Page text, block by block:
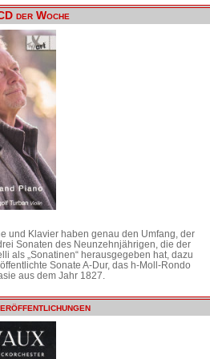
der Woche
und Klavier haben genau den Umfang, der
Sonaten des Neunzehnjährigen, die der
als „Sonatinen“ herausgegeben hat, dazu
Sonate A-Dur, das h-Moll-Rondo
aus dem Jahr 1827.